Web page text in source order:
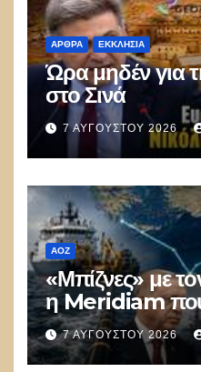
ΑΡΘΡΑ ΕΚΚΛΗΣΊΑ
Ώρα μηδέν για
στο Σινά
7 ΑΥΓΟΎΣΤΟΥ 2026
ΑΟΖ
«Μπίζνες» με
η Meridiam που
ξεμπλοκάρει το
7 ΑΥΓΟΎΣΤΟΥ 2026